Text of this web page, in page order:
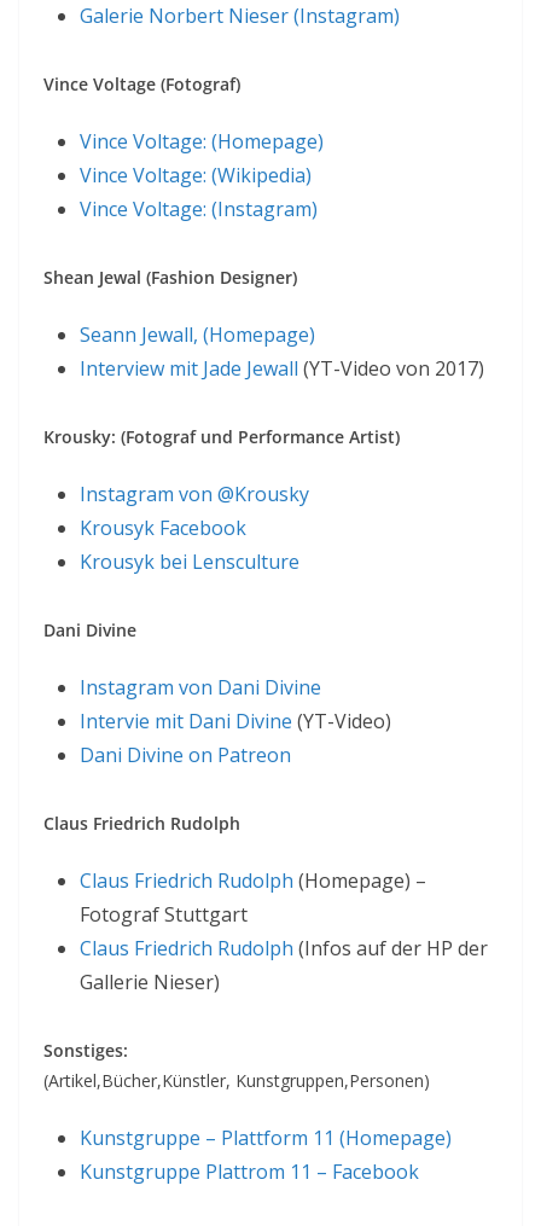
Galerie Norbert Nieser (Instagram)
Vince Voltage (Fotograf)
Vince Voltage: (Homepage)
Vince Voltage: (Wikipedia)
Vince Voltage: (Instagram)
Shean Jewal (Fashion Designer)
Seann Jewall, (Homepage)
Interview mit Jade Jewall (YT-Video von 2017)
Krousky: (Fotograf und Performance Artist)
Instagram von @Krousky
Krousyk Facebook
Krousyk bei Lensculture
Dani Divine
Instagram von Dani Divine
Intervie mit Dani Divine (YT-Video)
Dani Divine on Patreon
Claus Friedrich Rudolph
Claus Friedrich Rudolph (Homepage) –
Fotograf Stuttgart
Claus Friedrich Rudolph (Infos auf der HP der
Gallerie Nieser)
Sonstiges:
(Artikel,Bücher,Künstler, Kunstgruppen,Personen)
Kunstgruppe – Plattform 11 (Homepage)
Kunstgruppe Plattrom 11 – Facebook